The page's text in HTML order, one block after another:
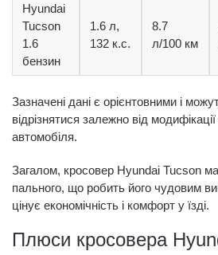
Hyundai
Tucson
1.6
бензин
1.6 л,
132 к.с.
8.7
л/100 км
Зазначені дані є орієнтовними і
відрізнятися залежно від
автомобіля.
Загалом, кросовер Hyundai Tucson
пального, що робить його чудовим
цінує економічність і комфорт у їзді.
Плюси кросовера